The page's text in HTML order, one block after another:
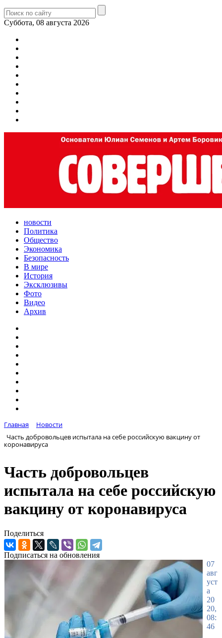
Суббота, 08 августа 2026
новости
Политика
Общество
Экономика
Безопасность
В мире
История
Эксклюзивы
Фото
Видео
Архив
Главная
Новости
Часть добровольцев испытала на себе российскую вакцину от
коронавируса
Часть добровольцев
испытала на себе российскую
вакцину от коронавируса
Поделиться
Подписаться на обновления
07
авг
уст
а
20
20,
08:
46